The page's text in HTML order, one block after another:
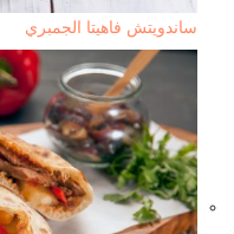
ساندويتش فاهيتا الجمبري